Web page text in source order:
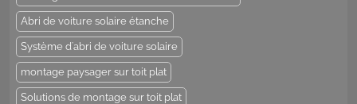
Abri de voiture solaire étanche
Système d'abri de voiture solaire
montage paysager sur toit plat
Solutions de montage sur toit plat